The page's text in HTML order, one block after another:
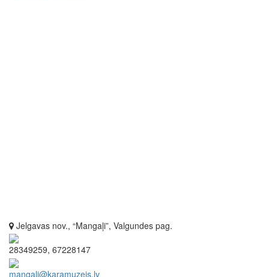
Jelgavas nov., “Mangaļi”, Valgundes pag.
28349259, 67228147
mangali@karamuzejs.lv